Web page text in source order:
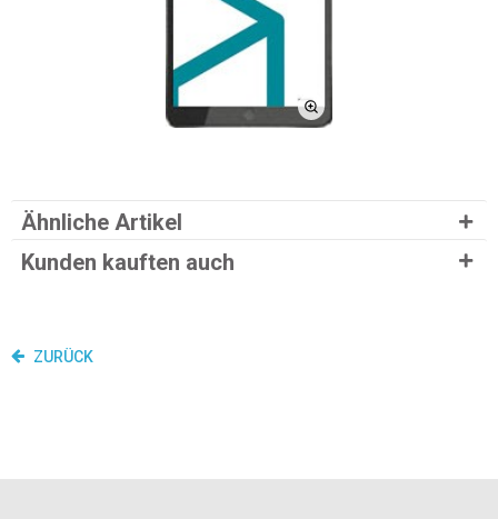
Ähnliche Artikel
Kunden kauften auch
ZURÜCK